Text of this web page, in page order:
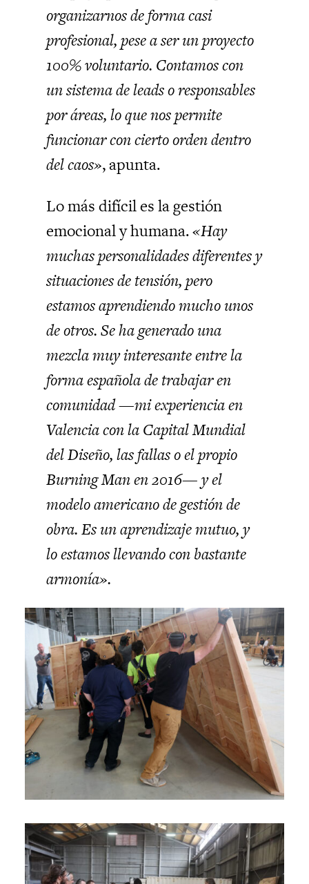
organizarnos de forma casi
profesional, pese a ser un proyecto
100% voluntario. Contamos con
un sistema de leads o responsables
por áreas, lo que nos permite
funcionar con cierto orden dentro
del caos», apunta.
Lo más difícil es la gestión
emocional y humana.«Hay
muchas personalidades diferentes y
situaciones de tensión, pero
estamos aprendiendo mucho unos
de otros. Se ha generado una
mezcla muy interesante entre la
forma española de trabajar en
comunidad —mi experiencia en
Valencia con la Capital Mundial
del Diseño, las fallas o el propio
Burning Man en 2016— y el
modelo americano de gestión de
obra. Es un aprendizaje mutuo, y
lo estamos llevando con bastante
armonía».